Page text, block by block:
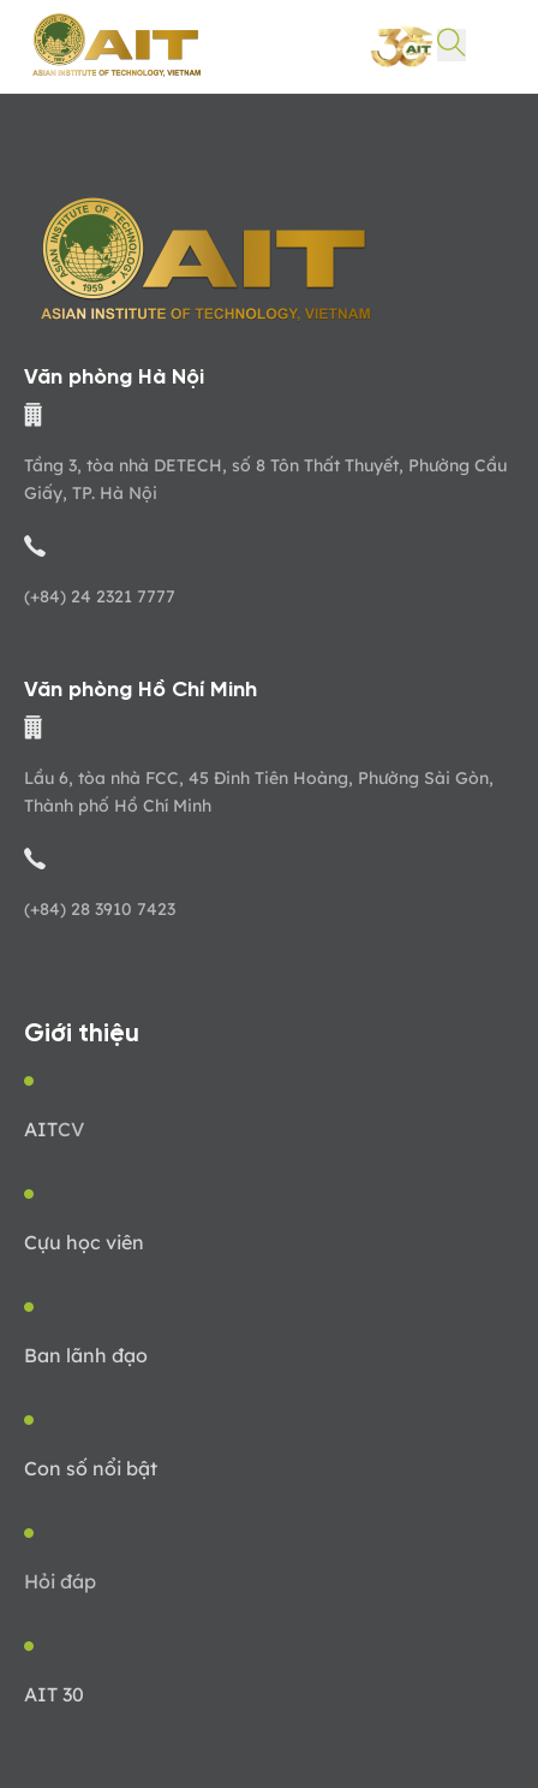
Văn phòng Hà Nội
Tầng 3, tòa nhà DETECH, số 8 Tôn Thất Thuyết, Phường Cầu
Giấy, TP. Hà Nội
(+84) 24 2321 7777
Văn phòng Hồ Chí Minh
Lầu 6, tòa nhà FCC, 45 Đinh Tiên Hoàng, Phường Sài Gòn,
Thành phố Hồ Chí Minh
(+84) 28 3910 7423
Giới thiệu
AITCV
Cựu học viên
Ban lãnh đạo
Con số nổi bật
Hỏi đáp
AIT 30